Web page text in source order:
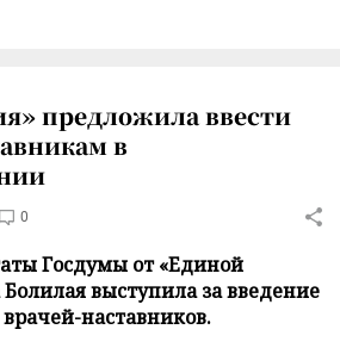
предложила ввести
в
0
Госдумы от «Единой
выступила за введение
наставников.